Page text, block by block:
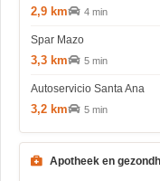
2,9 km 4 min
Spar Mazo
3,3 km 5 min
Autoservicio Santa Ana
3,2 km 5 min
Apotheek en